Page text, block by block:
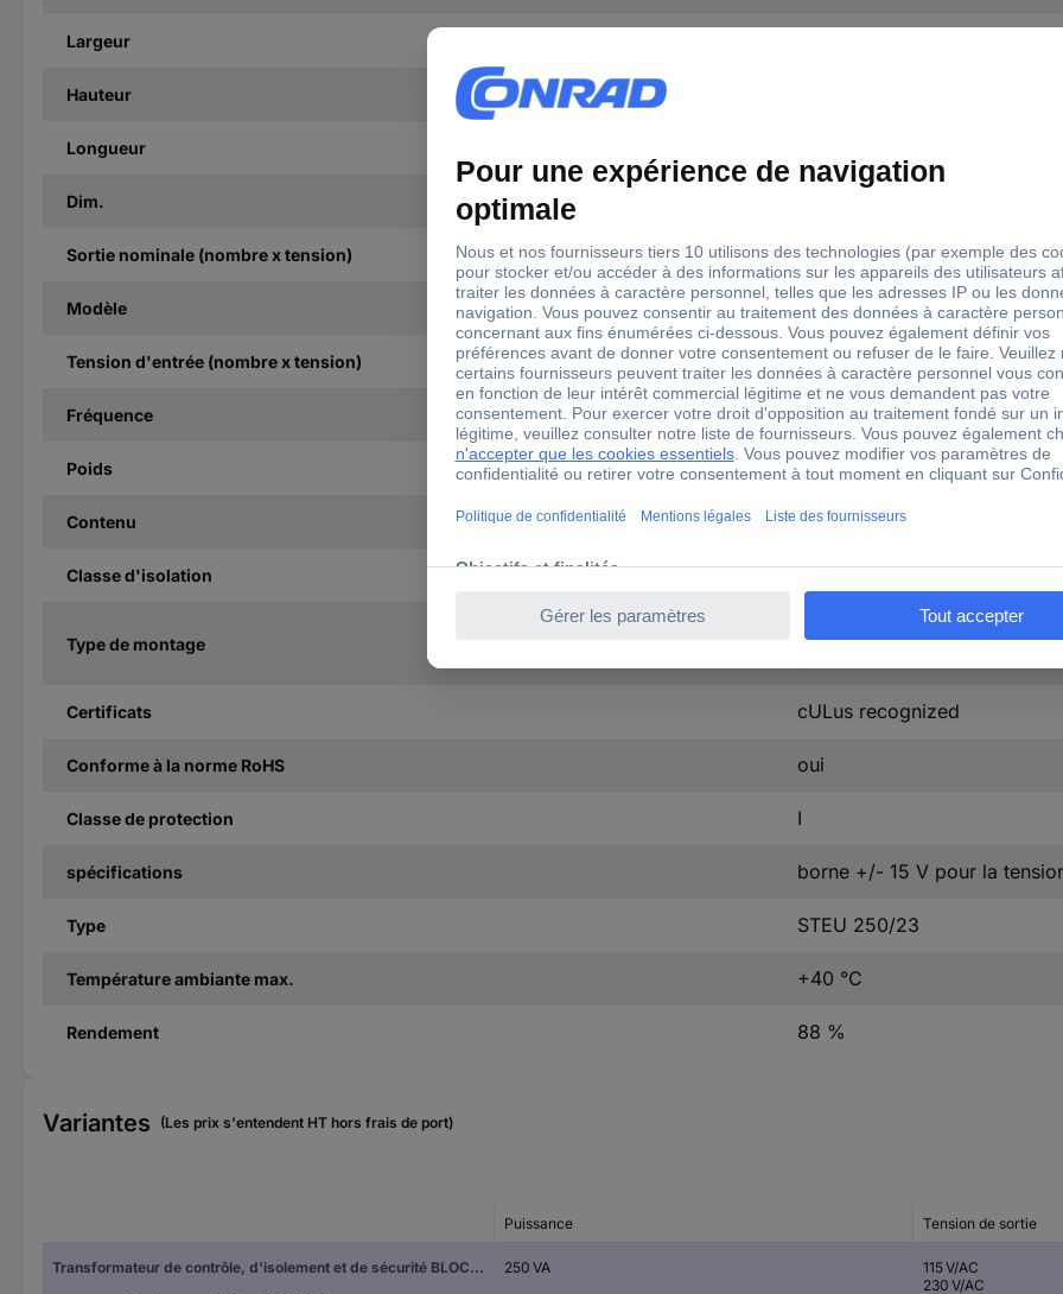
Largeur
Hauteur
Longueur
Dim.
Sortie nominale (nombre x tension) 2 x 115 V/AC, 230 V/AC
Modèle ouvert
Tension d'entrée (nombre x tension) 1 x 215 V/AC, 230 V/AC,
Fréquence 50 - 60 Hz
Poids 3.6 kg
Contenu 1 pc(s)
Classe d'isolation VDE = B, UL = 130
Type de montage
équerre de pied
Certificats cULus recognized
Conforme à la norme RoHS oui
Classe de protection I
spécifications borne +/- 15 V pour la
Type STEU 250/23
Température ambiante max. +40 °C
Rendement 88 %
Variantes (Les prix s'entendent HT hors frais de port)
Puissance Tension de sortie
Transformateur de contrôle, d'isolement et de sécurité BLOCK STEU 250/23 1 pc(s) 250 VA
115 V/AC
230 V/AC